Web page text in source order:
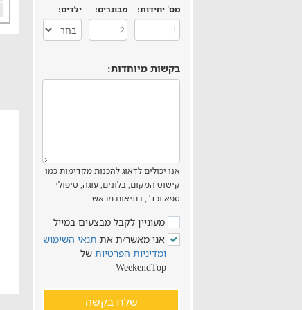
מס' יחידות: מבוגרים: ילדים:
בקשות מיוחדות:
אנו יכולים לדאוג להכנות מקדימות כמו
קישוט המקום, בלונים, עוגה, טיפולי
ספא וכד' , בתיאום מראש.
מעוניין לקבל מבצעים במייל
אני מאשר/ת את תנאי השימוש
ומדיניות הפרטיות של
WeekendTop
שלח בקשה